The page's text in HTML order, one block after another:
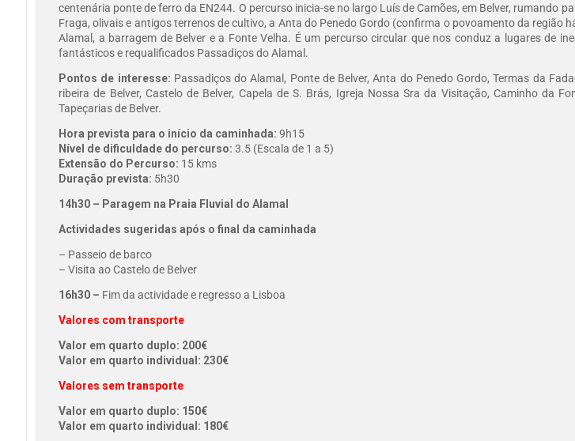
centenária ponte de ferro da EN244. O percurso inicia-se no largo Luís de Camões, em Belver, rumando
Fraga, olivais e antigos terrenos de cultivo, a Anta do Penedo Gordo (confirma o povoamento da
Alamal, a barragem de Belver e a Fonte Velha. É um percurso circular que nos conduz a lugares de
fantásticos e requalificados Passadiços do Alamal.
Pontos de interesse: Passadiços do Alamal, Ponte de Belver, Anta do Penedo Gordo, Termas da
ribeira de Belver, Castelo de Belver, Capela de S. Brás, Igreja Nossa Sra da Visitação, Caminho da
Tapeçarias de Belver.
Hora prevista para o início da caminhada: 9h15
Nível de dificuldade do percurso: 3.5 (Escala de 1 a 5)
Extensão do Percurso: 15 kms
Duração prevista: 5h30
14h30 – Paragem na Praia Fluvial do Alamal
Actividades sugeridas após o final da caminhada
– Passeio de barco
– Visita ao Castelo de Belver
16h30 – Fim da actividade e regresso a Lisboa
Valores com transporte
Valor em quarto duplo: 200€
Valor em quarto individual: 230€
Valores sem transporte
Valor em quarto duplo: 150€
Valor em quarto individual: 180€